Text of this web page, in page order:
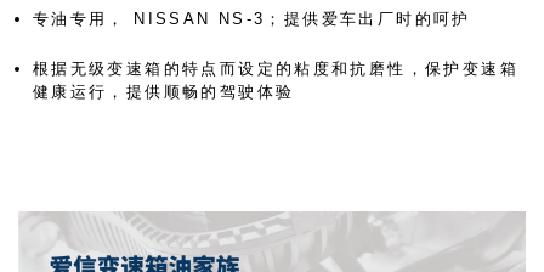
专油专用， NISSAN NS-3；提供爱车出厂时的呵护
根据无级变速箱的特点而设定的粘度和抗磨性，保护变速箱
健康运行，提供顺畅的驾驶体验